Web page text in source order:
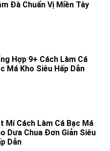
Đà Chuẩn Vị Miền Tây
Hợp 9+ Cách Làm Cá
Má Kho Siêu Hấp Dẫn
Mí Cách Làm Cá Bạc Má
Dưa Chua Đơn Giản Siêu
Dẫn